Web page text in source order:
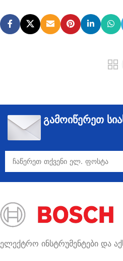
გამოიწერეთ
ელექტრო ინსტრუმენტები და